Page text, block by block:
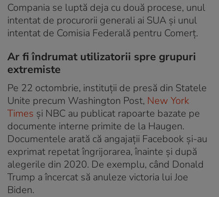
Compania se luptă deja cu două procese, unul
intentat de procurorii generali ai SUA și unul
intentat de Comisia Federală pentru Comerț.
Ar fi îndrumat utilizatorii spre grupuri
extremiste
Pe 22 octombrie, instituții de presă din Statele
Unite precum Washington Post, New York
Times și NBC au publicat rapoarte bazate pe
documente interne primite de la Haugen.
Documentele arată că angajații Facebook și-au
exprimat repetat îngrijorarea, înainte și după
alegerile din 2020. De exemplu, când Donald
Trump a încercat să anuleze victoria lui Joe
Biden.